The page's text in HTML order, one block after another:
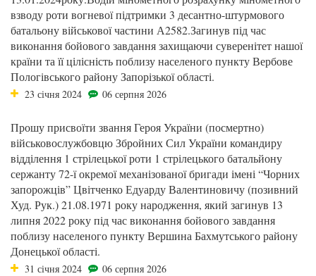
взводу роти вогневої підтримки 3 десантно-штурмового
батальону військової частини А2582.Загинув під час
виконання бойового завдання захищаючи суверенітет нашої
країни та її цілісність поблизу населеного пункту Вербове
Пологівського району Запорізької області.
23 січня 2024 06 серпня 2026
Прошу присвоїти звання Героя України (посмертно)
військовослужбовцю Збройних Сил України командиру
відділення 1 стрілецької роти 1 стрілецького батальйону
сержанту 72-ї окремої механізованої бригади імені “Чорних
запорожців” Цвітченко Едуарду Валентиновичу (позивний
Худ. Рук.) 21.08.1971 року народження, який загинув 13
липня 2022 року під час виконання бойового завдання
поблизу населеного пункту Вершина Бахмутського району
Донецької області.
31 січня 2024 06 серпня 2026